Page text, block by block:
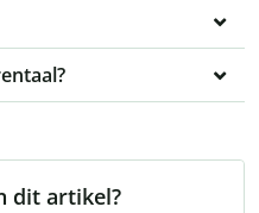
dit artikel?